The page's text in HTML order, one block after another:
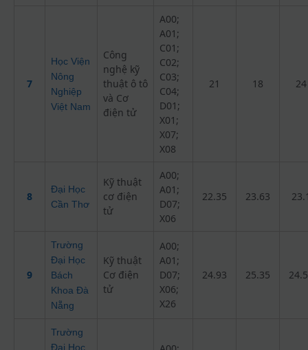
7
Học Viện
Nông
Nghiệp
Việt Nam
Công
nghệ kỹ
thuật ô tô
và Cơ
điện tử
A00;
A01;
C01;
C02;
C03;
C04;
D01;
X01;
X07;
X08
21 18 24
8
Đại Học
Cần Thơ
Kỹ thuật
cơ điện
tử
A00;
A01;
D07;
X06
22.35 23.63
9
Trường
Đại Học
Bách
Khoa Đà
Nẵng
Kỹ thuật
Cơ điện
tử
A00;
A01;
D07;
X06;
X26
24.93 25.35
Trường
Đại Học